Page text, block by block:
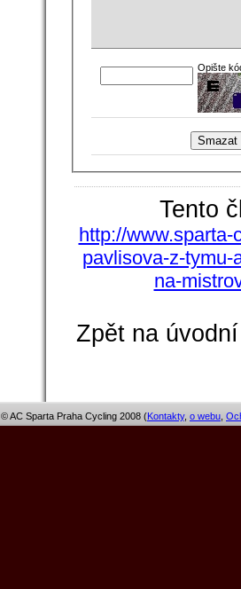
Opište
Tento
http://
pavlisova-z-tymu-
na-
Zpět na
© AC Sparta Praha Cycling 2008 (Kontakty, o webu